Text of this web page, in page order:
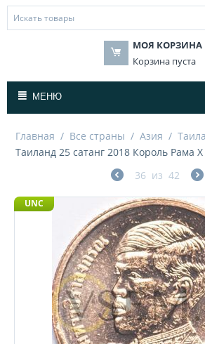
МОЯ КОРЗИНА
Корзина пуста
МЕНЮ
Главная / Все страны / Азия /
Таиланд 25 сатанг 2018 Король Рама X
36 из 42
UNC